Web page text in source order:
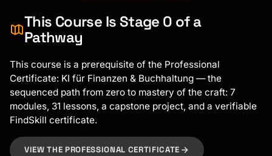
This Course Is Stage 0 of a
Pathway
This course is a prerequisite of the Professional
Certificate: KI für Finanzen & Buchhaltung — the
sequenced path from zero to mastery of the craft: 7
modules, 31 lessons, a capstone project, and a verifiable
FindSkill certificate.
VIEW THE PROFESSIONAL CERTIFICATE